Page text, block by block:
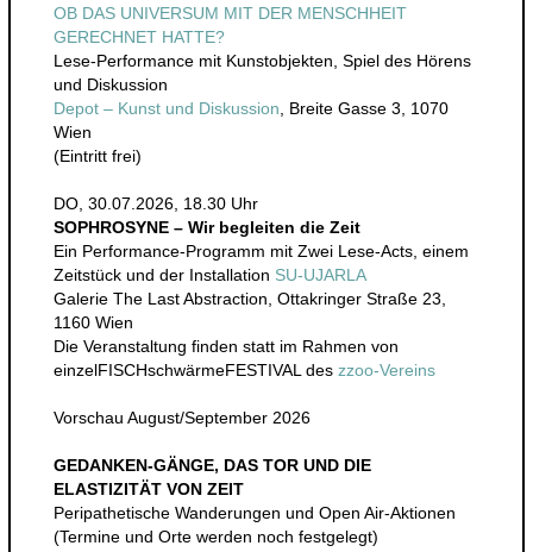
OB DAS UNIVERSUM MIT DER MENSCHHEIT
GERECHNET HATTE?
Lese-Performance mit Kunstobjekten, Spiel des Hörens
und Diskussion
Depot – Kunst und Diskussion , Breite Gasse 3, 1070
Wien
(Eintritt frei)
DO, 30.07.2026, 18.30 Uhr
SOPHROSYNE – Wir begleiten die Zeit
Ein Performance-Programm mit Zwei Lese-Acts, einem
Zeitstück und der Installation SU-UJARLA
Galerie The Last Abstraction, Ottakringer Straße 23,
1160 Wien
Die Veranstaltung finden statt im Rahmen von
einzelFISCHschwärmeFESTIVAL deszzoo-Vereins
Vorschau August/September 2026
GEDANKEN-GÄNGE, DAS TOR UND DIE
ELASTIZITÄT VON ZEIT
Peripathetische Wanderungen und Open Air-Aktionen
(Termine und Orte werden noch festgelegt)